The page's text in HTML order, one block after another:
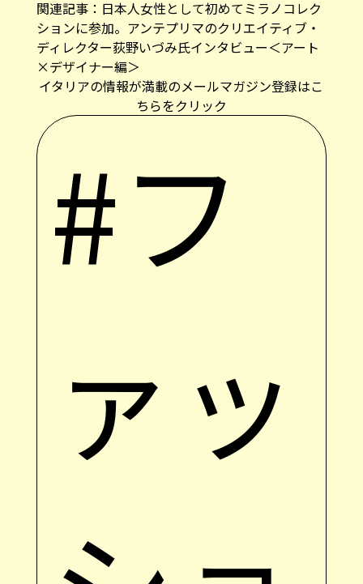
関連記事：日本人女性として初めてミラノコレク
ションに参加。アンテプリマのクリエイティブ・
ディレクター荻野いづみ氏インタビュー＜アート
×デザイナー編＞
イタリアの情報が満載のメールマガジン登録はこ
ちらをクリック
#フ
ァッ